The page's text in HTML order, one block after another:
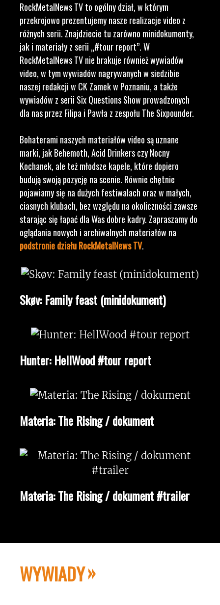
RockMetalNews TV to ogólny dział, w którym
przekrojowo prezentujemy nasze realizacje video z
różnych serii. Znajdziecie tu zarówno minidokumenty,
jak i materiały z serii „#tour report”. W
RockMetalNews TV nie brakuje również wywiadów
video, w tym wywiadów nagrywanych w siedzibie
naszej redakcji w CK Zamek w Poznaniu, a także
wywiadów z serii Six Questions Show prowadzonych
dla nas przez Filipa i Pawła z zespołu The Sixpounder.
Bohaterami naszych materiałów video są uznane
marki, jak Behemoth, Acid Drinkers czy Nocny
Kochanek, ale też młodsze kapele, które dopiero
budują swoją pozycję na scenie. Równie chętnie
pojawiamy się na dużych festiwalach oraz w małych,
ciasnych klubach, bez względu na okoliczności zawsze
starając się łapać dla Was dobre kadry. Zapraszamy do
oglądania nowych i archiwalnych materiałów na
podstronie działu RockMetalNews TV.
Skøv: Family feast (minidokument)
Hunter: HellWood #tour report
Materia: The Rising / dokument
Materia: The Rising / dokument #trailer
WYWIADY